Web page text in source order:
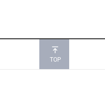
TOP